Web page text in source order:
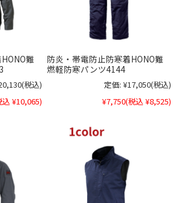
難
(税込)
込 ¥10,065)
防炎・帯電防止防寒着HONO難
燃軽防寒パンツ4144
定価: ¥17,050(税込)
¥7,750(税込 ¥8,525)